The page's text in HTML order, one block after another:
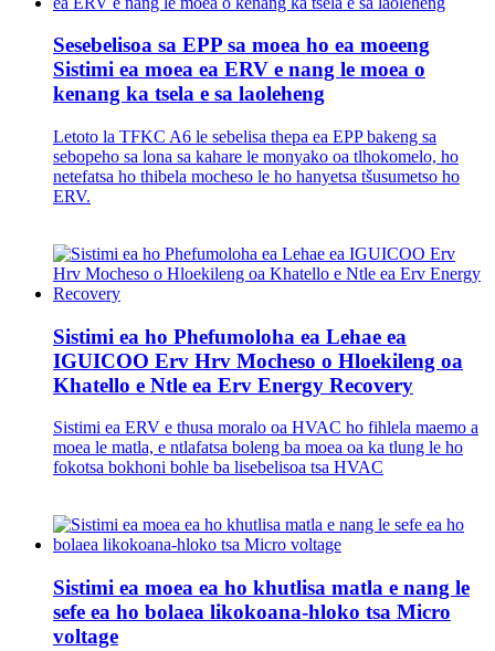
Sesebelisoa sa EPP sa moea ho ea moeeng
Sistimi ea moea ea ERV e nang le moea o
kenang ka tsela e sa laoleheng
Letoto la TFKC A6 le sebelisa thepa ea EPP bakeng sa
sebopeho sa lona sa kahare le monyako oa tlhokomelo, ho
netefatsa ho thibela mocheso le ho hanyetsa tšusumetso ho
ERV.
Sistimi ea ho Phefumoloha ea Lehae ea
IGUICOO Erv Hrv Mocheso o Hloekileng oa
Khatello e Ntle ea Erv Energy Recovery
Sistimi ea ERV e thusa moralo oa HVAC ho fihlela maemo a
moea le matla, e ntlafatsa boleng ba moea oa ka tlung le ho
fokotsa bokhoni bohle ba lisebelisoa tsa HVAC
Sistimi ea moea ea ho khutlisa matla e nang le
sefe ea ho bolaea likokoana-hloko tsa Micro
voltage